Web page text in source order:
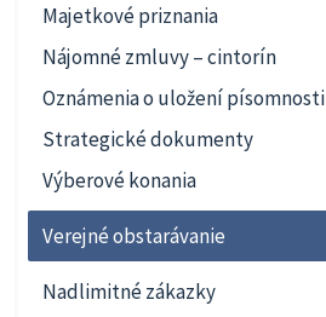
Majetkové priznania
Nájomné zmluvy – cintorín
Oznámenia o uložení písomnosti
Strategické dokumenty
Výberové konania
Verejné obstarávanie
Nadlimitné zákazky